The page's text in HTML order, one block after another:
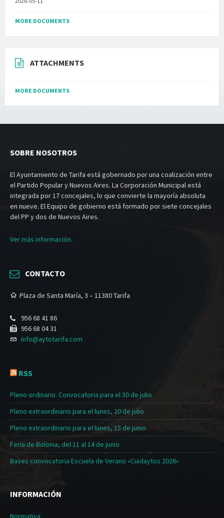
MORE DOCUMENTS
ATTACHMENTS
MORE DOCUMENTS
SOBRE NOSOTROS
El Ayuntamiento de Tarifa está gobernado por una coalización entre
el Partido Popular y Nuevos Aires. La Corporación Municipal está
integrada por 17 concejales, lo que convierte la mayoría absoluta
en nueve. El Equipo de gobierno está formado por siete concejales
del PP y dos de Nuevos Aires.
Ver más información.
CONTACTO
Plaza de Santa María, 3 – 11380 Tarifa
956 68 41 86
956 68 04 31
info@aytotarifa.com
RSS
Pleno ordinario. Convocatoria para el 30 de julio
Pleno extraordinario para el lunes, 20 de julio
Pleno extraordinario para el lunes, 15 de junio
Feria de Bolonia, del 11 al 14 de junio
Bases convocatoria Escuela de Verano «Cuidaytos 2026»
INFORMACIÓN